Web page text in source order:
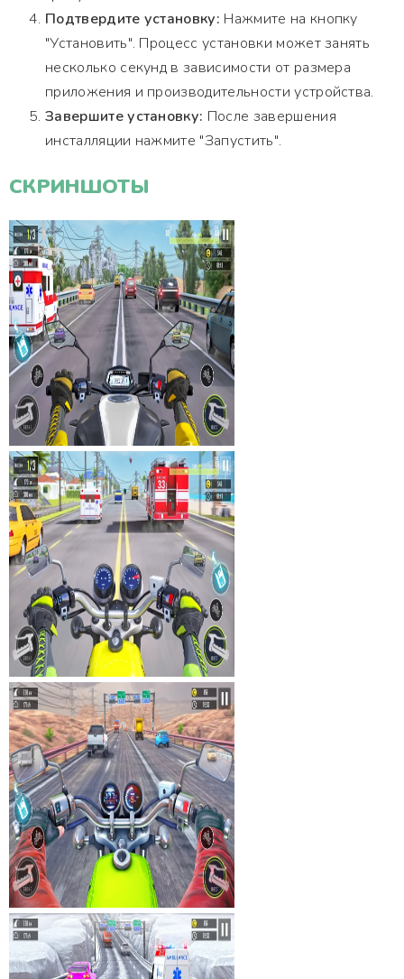
Подтвердите установку: Нажмите на кнопку
"Установить". Процесс установки может занять
несколько секунд в зависимости от размера
приложения и производительности устройства.
Завершите установку: После завершения
инсталляции нажмите "Запустить".
СКРИНШОТЫ